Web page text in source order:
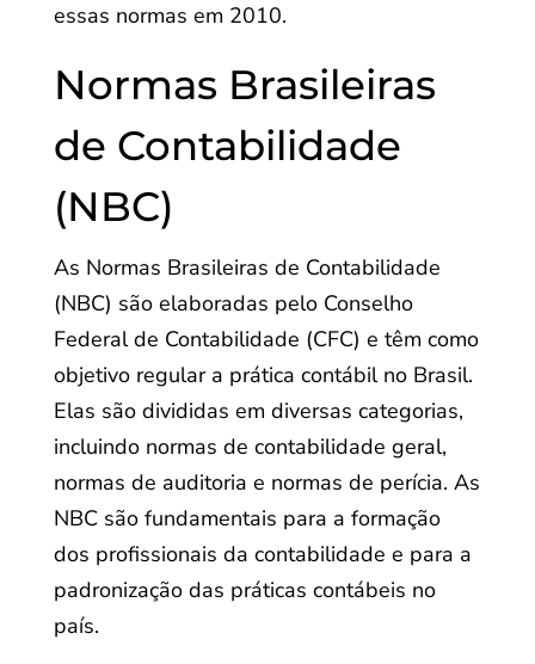
essas normas em 2010.
Normas Brasileiras
de Contabilidade
(NBC)
As Normas Brasileiras de Contabilidade
(NBC) são elaboradas pelo Conselho
Federal de Contabilidade (CFC) e têm como
objetivo regular a prática contábil no Brasil.
Elas são divididas em diversas categorias,
incluindo normas de contabilidade geral,
normas de auditoria e normas de perícia. As
NBC são fundamentais para a formação
dos profissionais da contabilidade e para a
padronização das práticas contábeis no
país.